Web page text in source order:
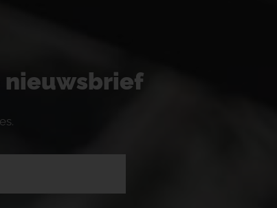
nieuwsbrief